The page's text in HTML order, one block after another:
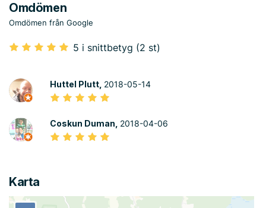
Omdömen
Omdömen från Google
5 i snittbetyg (2 st)
Huttel Plutt, 2018-05-14
Coskun Duman, 2018-04-06
Karta